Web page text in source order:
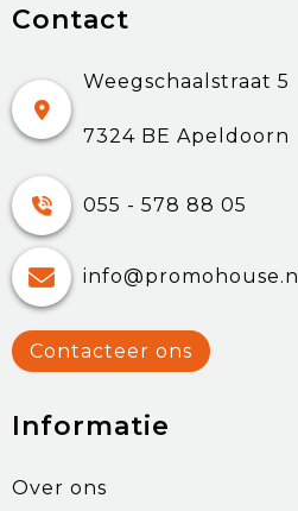
Contact
Weegschaalstraat 5
7324 BE Apeldoorn
055 - 578 88 05
info@promohouse.nl
Contacteer ons
Informatie
Over ons